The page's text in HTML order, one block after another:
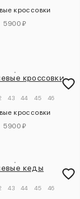
кроссовки
5900 ₽
43 44 45 46
кроссовки
5900 ₽
43 44 45 46